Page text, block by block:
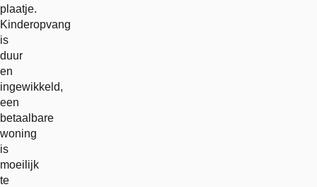
plaatje.
Kinderopvang
is
duur
en
ingewikkeld,
een
betaalbare
woning
is
moeilijk
te